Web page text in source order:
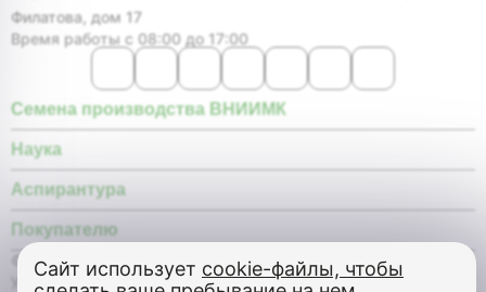
Филатова, дом 17
Время работы с 08:00 до 17:00
© Федеральное государственное бюджетное научное
учреждение «Федеральный научный центр «Всероссийский
Семена производства ВНИИМК
Наука
Аспирантура
Покупателю
Сайт использует cookie-файлы, чтобы